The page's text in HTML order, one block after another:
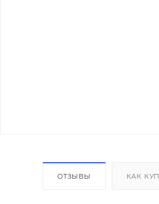
ОТЗЫВЫ КАК